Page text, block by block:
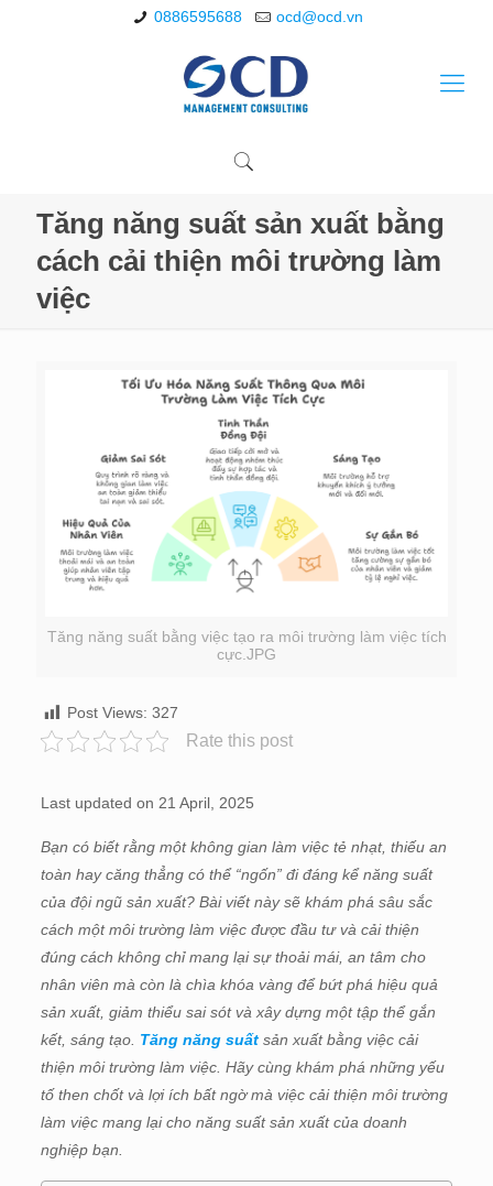
0886595688 ocd@ocd.vn
Tăng năng suất sản xuất bằng
cách cải thiện môi trường làm
việc
Tăng năng suất bằng việc tạo ra môi trường làm việc tích
cực.JPG
Post Views: 327
Rate this post
Last updated on 21 April, 2025
Bạn có biết rằng một không gian làm việc tẻ nhạt, thiếu an
toàn hay căng thẳng có thể “ngốn” đi đáng kể năng suất
của đội ngũ sản xuất? Bài viết này sẽ khám phá sâu sắc
cách một môi trường làm việc được đầu tư và cải thiện
đúng cách không chỉ mang lại sự thoải mái, an tâm cho
nhân viên mà còn là chìa khóa vàng để bứt phá hiệu quả
sản xuất, giảm thiểu sai sót và xây dựng một tập thể gắn
kết, sáng tạo. Tăng năng suấtsản xuất bằng việc cải
thiện môi trường làm việc. Hãy cùng khám phá những yếu
tố then chốt và lợi ích bất ngờ mà việc cải thiện môi trường
làm việc mang lại cho năng suất sản xuất của doanh
nghiệp bạn.